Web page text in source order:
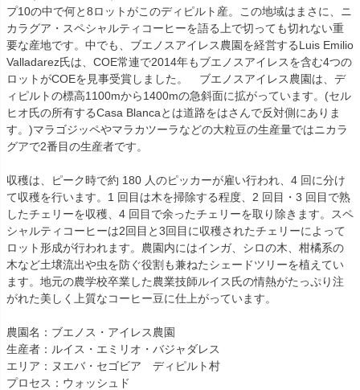
プ10の中で何と8ロットがこのディピルト産。この地域はまさに、ニ
カラグア・スペシャルティコーヒーを語る上で切っても切れない重
要な産地です。中でも、ブエノスアイレス農園を経営するLuis Emilio
Valladarez氏は、COE常連で2014年もブエノスアイレスを含む4つの
ロットがCOEを見事受賞しました。 ブエノスアイレス農園は、デ
ィピルトの標高1100mから1400mの急斜面に拡がっています。(セル
ヒオ氏の所有するCasa Blancaとは道路をはさんで反対側にありま
す。)マラゴジッペやマラカツーラなどの大粒豆の生産量ではニカラ
グアで2番目の生産者です。
収穫は、ピーク時で約 180 人のピッカーが雇い行われ、4 回に分け
て収穫を行います。1 回目は木を掃除する程度、2 回目・3 回目で熟
したチェリーを収穫、4 回目で余ったチェリーを取り除きます。スペ
シャルティコーヒーは2回目と3回目に収穫されたチェリーによって
ロット形成が行われます。農園内にはインガ、シロの木、柑橘系の
木など土壌流出や虫を防ぐ役割も兼ねたシェードツリーを植えてい
ます。地元の農学校卒業した農業技師ルイス氏の情熱がたっぷり注
がれた美しく上質なコーヒー豆に仕上がっています。
農園名：ブエノス・アイレス農園
生産者：ルイス・エミリオ・バジャダレス
エリア：ヌエバ・セゴビア ディピルト村
プロセス：ウォッシュド